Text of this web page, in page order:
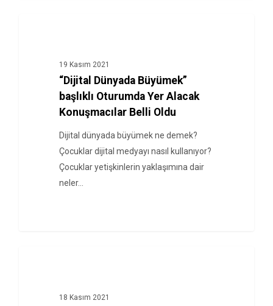
19 Kasım 2021
“Dijital Dünyada Büyümek”
başlıklı Oturumda Yer Alacak
Konuşmacılar Belli Oldu
Dijital dünyada büyümek ne demek?
Çocuklar dijital medyayı nasıl kullanıyor?
Çocuklar yetişkinlerin yaklaşımına dair
neler…
18 Kasım 2021